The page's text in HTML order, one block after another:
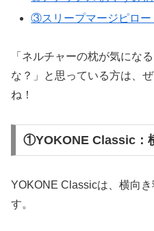
③スリープマージピロー
「ネルチャーの枕が気にな
な？」と思っている方は、
ね！
①YOKONE Classic：
YOKONE Classicは、横向
す。